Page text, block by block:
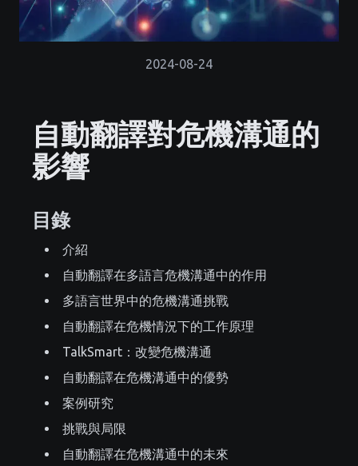
2024-08-24
自動翻譯對危機溝通的
影響
目錄
介紹
自動翻譯在多語言危機溝通中的作用
多語言世界中的危機溝通挑戰
自動翻譯在危機情況下的工作原理
TalkSmart：改變危機溝通
自動翻譯在危機溝通中的優勢
案例研究
挑戰與局限
自動翻譯在危機溝通中的未來